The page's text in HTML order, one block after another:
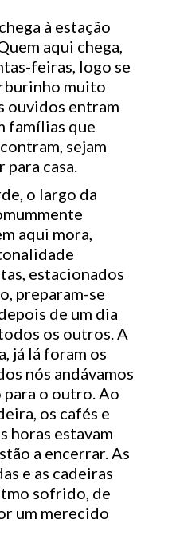
à estação
aqui chega,
feiras, logo se
muito
ouvidos entram
famílias que
sejam
casa.
o largo da
aqui mora,
estacionados
preparam-se
de um dia
os outros. A
já lá foram os
nós andávamos
para o outro. Ao
os cafés e
horas estavam
a encerrar. As
e as cadeiras
sofrido, de
um merecido